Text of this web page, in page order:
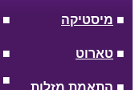
■ מיסטיקה ■
■ טארוט ■
■ התאמת מזלות
■